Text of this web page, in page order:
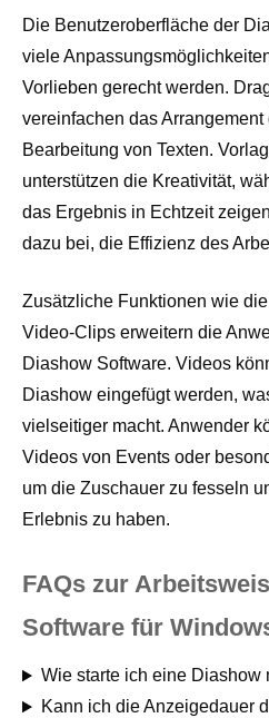
Die Benutzeroberfläche der
viele
Vorlieben gerecht werden.
vereinfachen das
Bearbeitung von Texten.
unterstützen die Kreativität,
das Ergebnis in Echtzeit
dazu bei, die Effizienz des
Zusätzliche Funktionen wie
Video-Clips erweitern die
Diashow Software. Videos
Diashow eingefügt werden,
vielseitiger macht. Anwender
Videos von Events oder
um die Zuschauer zu fesseln
Erlebnis zu haben.
FAQs zur
Software für
Wie starte ich eine Diashow
Kann ich die Anzeigedauer